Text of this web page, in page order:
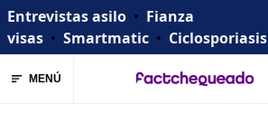
Entrevistas asilo • Fianza
visas • Smartmatic • Ciclosporiasis
MENÚ